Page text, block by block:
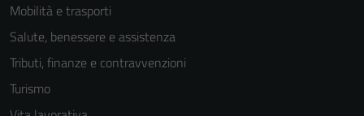
Mobilità e trasporti
Salute, benessere e assistenza
Tributi, finanze e contravvenzioni
Turismo